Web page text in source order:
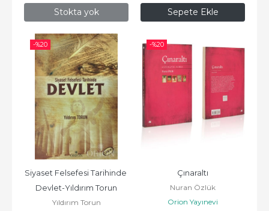
Stokta yok Sepete Ekle
-%20
Siyaset Felsefesi Tarihinde
Devlet-Yıldırım Torun
Yıldırım Torun
-%20
Çınaraltı
Nuran Özlük
Orion Yayınevi